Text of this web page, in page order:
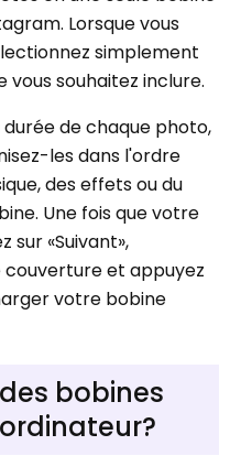
Lorsque vous
simplement
vous souhaitez inclure.
de chaque photo,
les dans l'ordre
des effets ou du
Une fois que votre
«Suivant»,
couverture et appuyez
votre bobine
bobines